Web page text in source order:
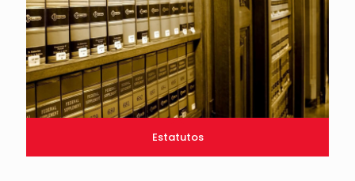
Estatutos